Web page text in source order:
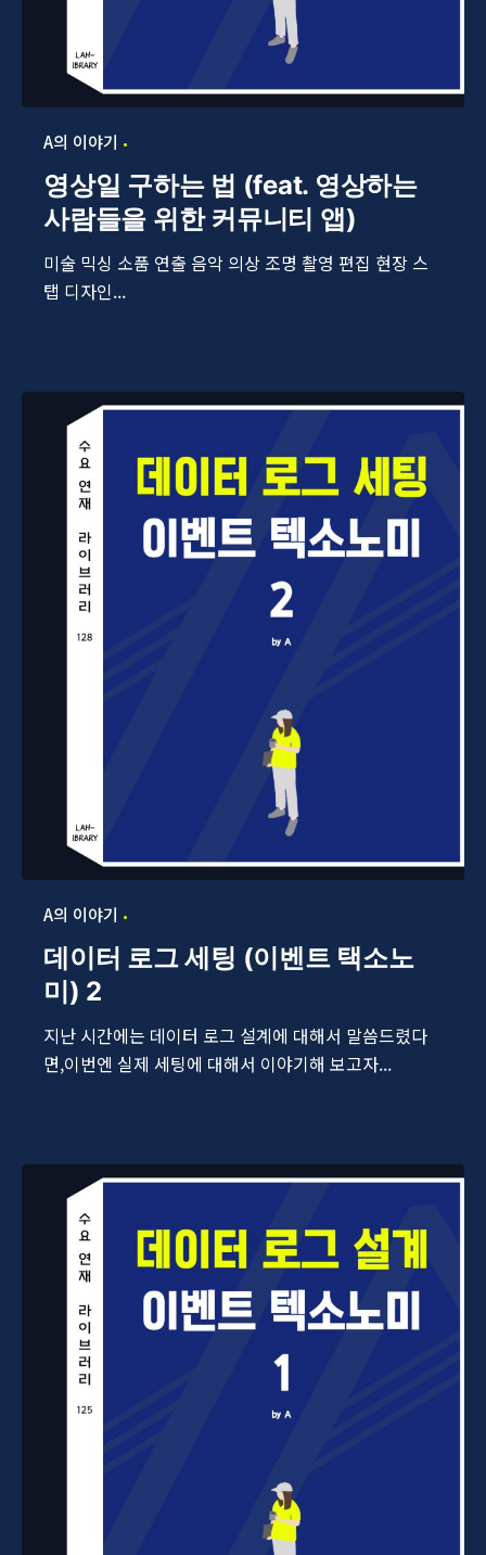
A의 이야기
영상일 구하는 법 (feat. 영상하는
사람들을 위한 커뮤니티 앱)
미술 믹싱 소품 연출 음악 의상 조명 촬영 편집 현장 스
탭 디자인...
A의 이야기
데이터 로그 세팅 (이벤트 택소노
미) 2
지난 시간에는 데이터 로그 설계에 대해서 말씀드렸다
면,이번엔 실제 세팅에 대해서 이야기해 보고자...